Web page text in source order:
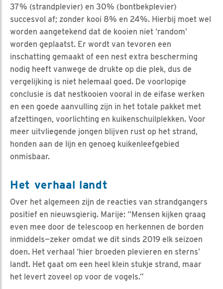
37% (strandplevier) en 30% (bontbekplevier)
succesvol af; zonder kooi 8% en 24%. Hierbij moet wel
worden aangetekend dat de kooien niet ‘random’
worden geplaatst. Er wordt van tevoren een
inschatting gemaakt of een nest extra bescherming
nodig heeft vanwege de drukte op die plek, dus de
vergelijking is niet helemaal goed. De voorlopige
conclusie is dat nestkooien vooral in de eifase werken
en een goede aanvulling zijn in het totale pakket met
afzettingen, voorlichting en kuikenschuilplekken. Voor
meer uitvliegende jongen blijven rust op het strand,
honden aan de lijn en genoeg kuikenleefgebied
onmisbaar.
Het verhaal landt
Over het algemeen zijn de reacties van strandgangers
positief en nieuwsgierig. Marije: “Mensen kijken graag
even mee door de telescoop en herkennen de borden
inmiddels—zeker omdat we dit sinds 2019 elk seizoen
doen. Het verhaal ‘hier broeden plevieren en sterns’
landt. Het gaat om een heel klein stukje strand, maar
het levert zoveel op voor de vogels.”